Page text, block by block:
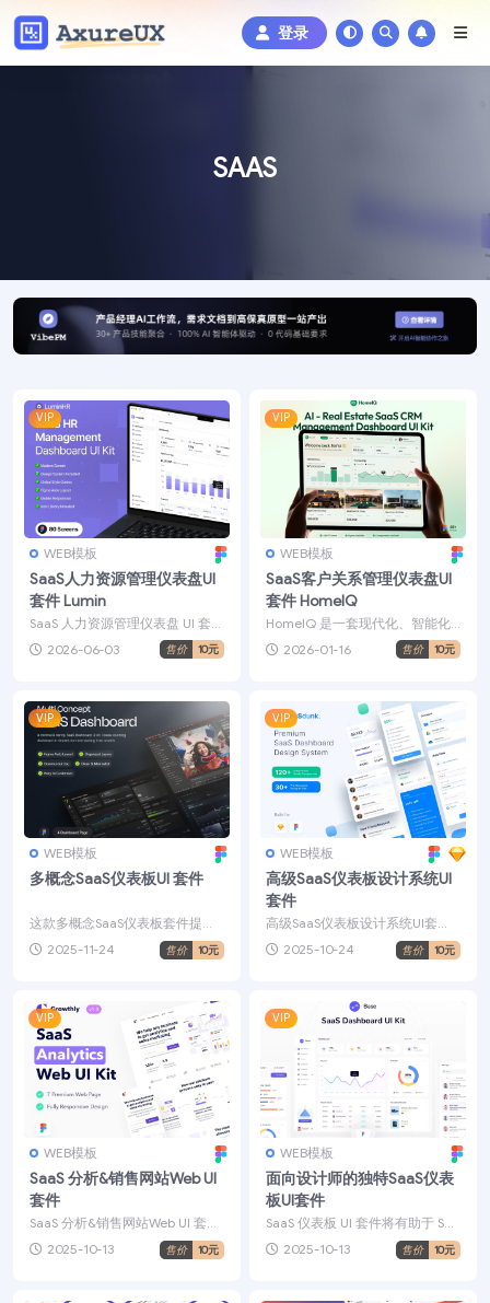
登录
SAAS
VIP
WEB模板
SaaS人力资源管理仪表盘UI
套件 Lumin
SaaS 人力资源管理仪表盘 UI 套
件，是一组预先设计好的界面组
件与模板集合，...
2026-06-03 售价 10元
VIP
WEB模板
SaaS客户关系管理仪表盘UI
套件 HomeIQ
HomeIQ 是一套现代化、智能化
且具备高扩展性的 SaaS 客户关系
管理仪表盘...
2026-01-16 售价 10元
VIP
WEB模板
多概念SaaS仪表板UI 套件
这款多概念SaaS仪表板套件提供
了一个现代、简洁、多功能的系
统，帮助您创建令人惊...
2025-11-24 售价 10元
VIP
WEB模板
高级SaaS仪表板设计系统UI
套件
高级SaaS仪表板设计系统UI套
件，在几分钟之内即可建立仪表
板，其中包括：120...
2025-10-24 售价 10元
VIP
WEB模板
SaaS 分析&销售网站Web UI
套件
SaaS 分析&销售网站Web UI 套件
将帮助您在您想要的客户面前成
功...2025-10-13 售价 10元
VIP
WEB模板
面向设计师的独特SaaS仪表
板UI套件
SaaS 仪表板 UI 套件将有助于 Saa
S 仪表板项目。有很多复杂的组
件。您...
2025-10-13 售价 10元